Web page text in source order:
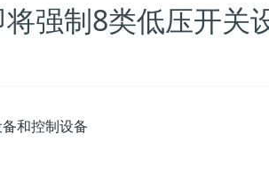
强制8类低压开关
和控制设备